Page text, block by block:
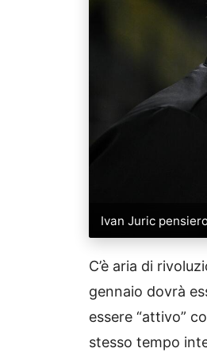
Ivan Juric
C’è aria di
gennaio dovrà
essere “attivo”
stesso tempo